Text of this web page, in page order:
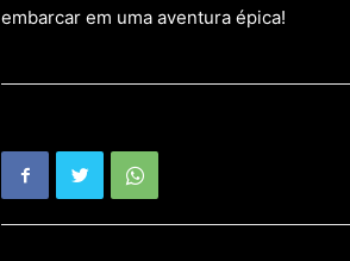
embarcar em uma aventura épica!